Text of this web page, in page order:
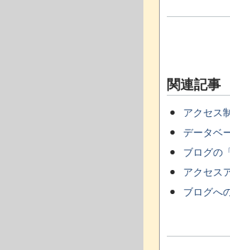
関連記事
アクセス
データベ
ブログの
アクセス
ブログへ